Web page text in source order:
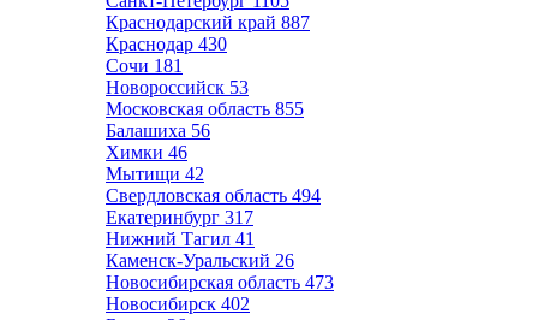
Краснодарский край 887
Краснодар 430
Сочи 181
Новороссийск 53
Московская область 855
Балашиха 56
Химки 46
Мытищи 42
Свердловская область 494
Екатеринбург 317
Нижний Тагил 41
Каменск-Уральский 26
Новосибирская область 473
Новосибирск 402